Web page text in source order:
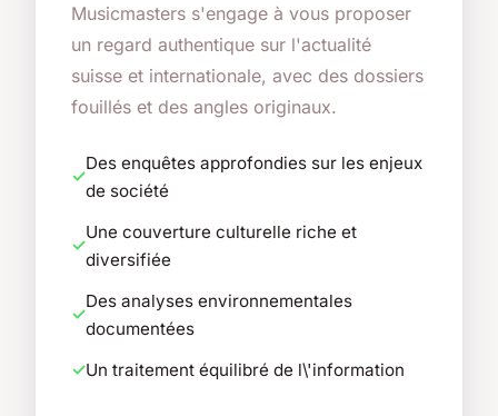
Musicmasters s'engage à vous proposer
un regard authentique sur l'actualité
suisse et internationale, avec des dossiers
fouillés et des angles originaux.
Des enquêtes approfondies sur les enjeux
de société
Une couverture culturelle riche et
diversifiée
Des analyses environnementales
documentées
Un traitement équilibré de l\'information